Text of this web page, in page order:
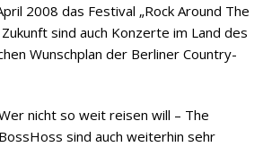
2008 das Festival „Rock Around The
sind auch Konzerte im Land des
Wunschplan der Berliner Country-
nicht so weit reisen will – The
BossHoss sind auch weiterhin sehr